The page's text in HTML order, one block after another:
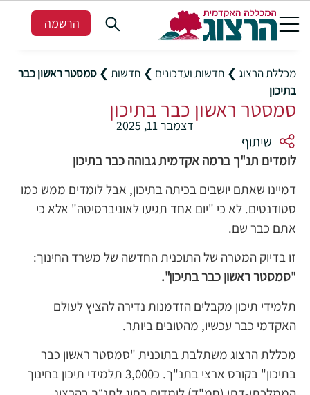
הרשמה
מכללת הרצוג ❯ חדשות ועדכונים ❯ חדשות ❯ סמסטר ראשון כבר
בתיכון
סמסטר ראשון כבר בתיכון
דצמבר 11, 2025
לומדים תנ"ך ברמה אקדמית גבוהה כבר בתיכון
דמיינו שאתם יושבים בכיתה בתיכון, אבל לומדים ממש כמו
סטודנטים. לא כי "יום אחד תגיעו לאוניברסיטה" אלא כי
אתם כבר שם.
זו בדיוק המטרה של התוכנית החדשה של משרד החינוך:
"סמסטר ראשון כבר בתיכון".
תלמידי תיכון מקבלים הזדמנות נדירה להציץ לעולם
האקדמי כבר עכשיו, מהטובים ביותר.
מכללת הרצוג משתלבת בתוכנית "סמסטר ראשון כבר
בתיכון" בקורס ארצי בתנ"ך. כ3,000 תלמידי תיכון בחינוך